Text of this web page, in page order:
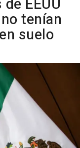
EEUU
tenían
suelo